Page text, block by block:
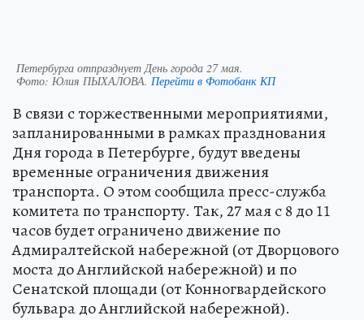
Петербурга отпразднует День города 27 мая.
Фото: Юлия ПЫХАЛОВА. Перейти в Фотобанк КП
В связи с торжественными мероприятиями,
запланированными в рамках празднования
Дня города в Петербурге, будут введены
временные ограничения движения
транспорта. О этом сообщила пресс-служба
комитета по транспорту. Так, 27 мая с 8 до 11
часов будет ограничено движение по
Адмиралтейской набережной (от Дворцового
моста до Английской набережной) и по
Сенатской площади (от Конногвардейского
бульвара до Английской набережной).